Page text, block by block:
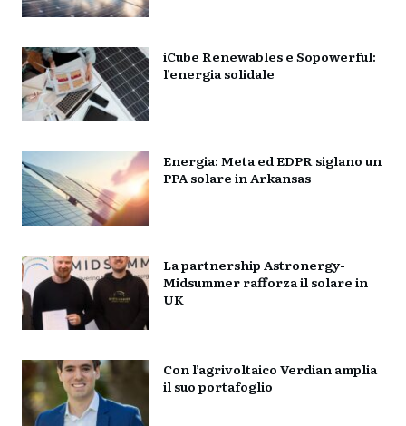
iCube Renewables e Sopowerful:
l’energia solidale
Energia: Meta ed EDPR siglano un
PPA solare in Arkansas
La partnership Astronergy-
Midsummer rafforza il solare in
UK
Con l’agrivoltaico Verdian amplia
il suo portafoglio